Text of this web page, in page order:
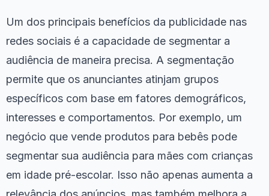
Um dos principais benefícios da publicidade nas
redes sociais é a capacidade de segmentar a
audiência de maneira precisa. A segmentação
permite que os anunciantes atinjam grupos
específicos com base em fatores demográficos,
interesses e comportamentos. Por exemplo, um
negócio que vende produtos para bebês pode
segmentar sua audiência para mães com crianças
em idade pré-escolar. Isso não apenas aumenta a